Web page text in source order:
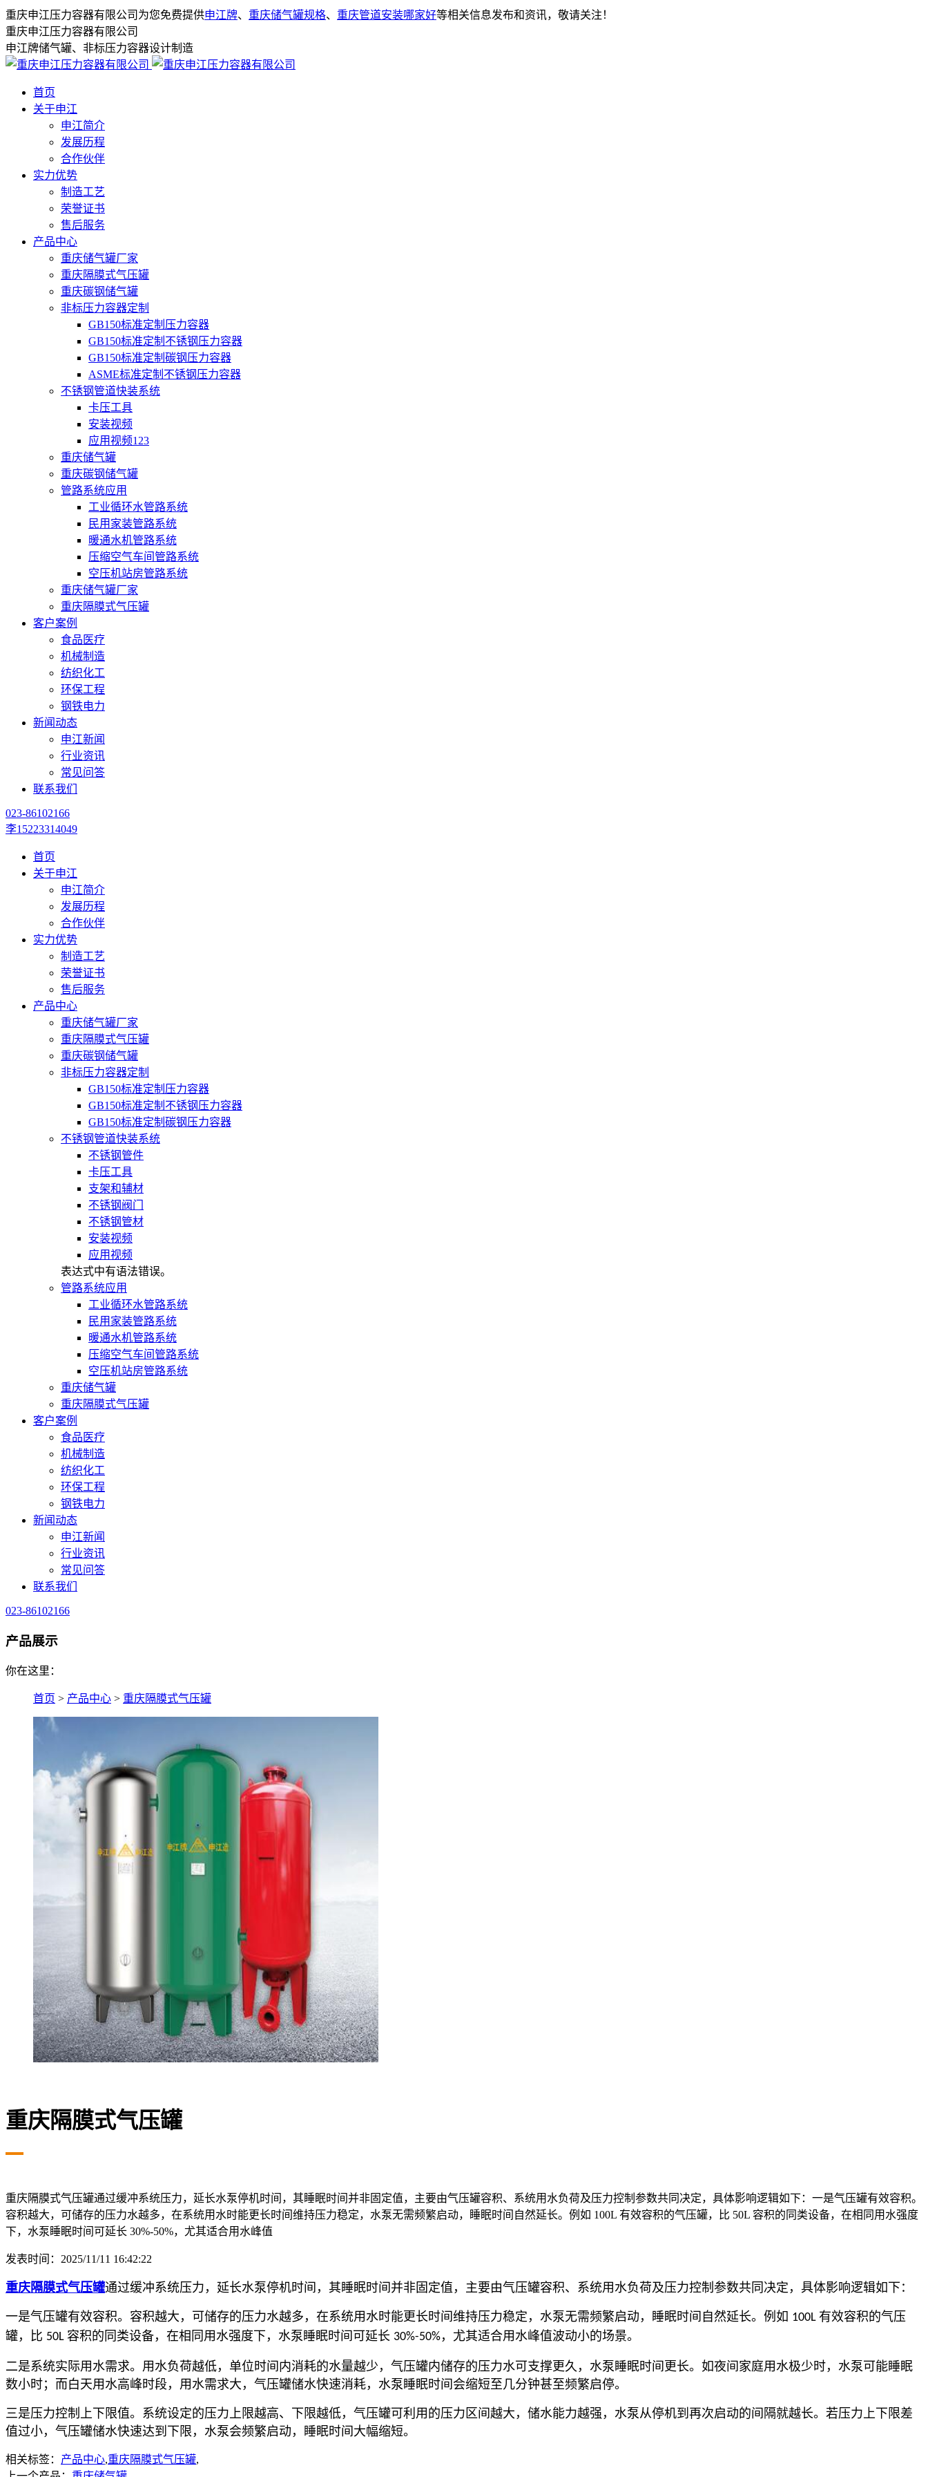
重庆申江压力容器有限公司为您免费提供申江牌、 重庆储气罐规格、 重庆管道安装哪家好等相关信息发布和资讯，敬请关注！
重庆申江压力容器有限公司
申江牌储气罐、非标压力容器设计制造
首页
关于申江
申江简介
发展历程
合作伙伴
实力优势
制造工艺
荣誉证书
售后服务
产品中心
重庆储气罐厂家
重庆隔膜式气压罐
重庆碳钢储气罐
非标压力容器定制
GB150标准定制压力容器
GB150标准定制不锈钢压力容器
GB150标准定制碳钢压力容器
ASME标准定制不锈钢压力容器
不锈钢管道快装系统
卡压工具
安装视频
应用视频123
重庆储气罐
重庆碳钢储气罐
管路系统应用
工业循环水管路系统
民用家装管路系统
暖通水机管路系统
压缩空气车间管路系统
空压机站房管路系统
重庆储气罐厂家
重庆隔膜式气压罐
客户案例
食品医疗
机械制造
纺织化工
环保工程
钢铁电力
新闻动态
申江新闻
行业资讯
常见问答
联系我们
023-86102166
李15223314049
首页
关于申江
申江简介
发展历程
合作伙伴
实力优势
制造工艺
荣誉证书
售后服务
产品中心
重庆储气罐厂家
重庆隔膜式气压罐
重庆碳钢储气罐
非标压力容器定制
GB150标准定制压力容器
GB150标准定制不锈钢压力容器
GB150标准定制碳钢压力容器
不锈钢管道快装系统
不锈钢管件
卡压工具
支架和辅材
不锈钢阀门
不锈钢管材
安装视频
应用视频
表达式中有语法错误。
管路系统应用
工业循环水管路系统
民用家装管路系统
暖通水机管路系统
压缩空气车间管路系统
空压机站房管路系统
重庆储气罐
重庆隔膜式气压罐
客户案例
食品医疗
机械制造
纺织化工
环保工程
钢铁电力
新闻动态
申江新闻
行业资讯
常见问答
联系我们
023-86102166
产品展示
你在这里：
首页 > 产品中心 > 重庆隔膜式气压罐
重庆隔膜式气压罐
重庆隔膜式气压罐通过缓冲系统压力，延长水泵停机时间，其睡眠时间并非固定值，主要由气压罐容积、系统用水负荷及压力控制参数共同决定，具体影响逻辑如下：一是气压罐有效容积。
容积越大，可储存的压力水越多，在系统用水时能更长时间维持压力稳定，水泵无需频繁启动，睡眠时间自然延长。例如 100L 有效容积的气压罐，比 50L 容积的同类设备，在相同用水强度
下，水泵睡眠时间可延长 30%-50%，尤其适合用水峰值
发表时间：2025/11/11 16:42:22
重庆隔膜式气压罐通过缓冲系统压力，延长水泵停机时间，其睡眠时间并非固定值，主要由气压罐容积、系统用水负荷及压力控制参数共同决定，具体影响逻辑如下：
一是气压罐有效容积。容积越大，可储存的压力水越多，在系统用水时能更长时间维持压力稳定，水泵无需频繁启动，睡眠时间自然延长。例如 100L 有效容积的气压
罐，比 50L 容积的同类设备，在相同用水强度下，水泵睡眠时间可延长 30%-50%，尤其适合用水峰值波动小的场景。​
二是系统实际用水需求。用水负荷越低，单位时间内消耗的水量越少，气压罐内储存的压力水可支撑更久，水泵睡眠时间更长。如夜间家庭用水极少时，水泵可能睡眠
数小时；而白天用水高峰时段，用水需求大，气压罐储水快速消耗，水泵睡眠时间会缩短至几分钟甚至频繁启停。
三是压力控制上下限值。系统设定的压力上限越高、下限越低，气压罐可利用的压力区间越大，储水能力越强，水泵从停机到再次启动的间隔就越长。若压力上下限差
值过小，气压罐储水快速达到下限，水泵会频繁启动，睡眠时间大幅缩短。
相关标签： 产品中心,重庆隔膜式气压罐,